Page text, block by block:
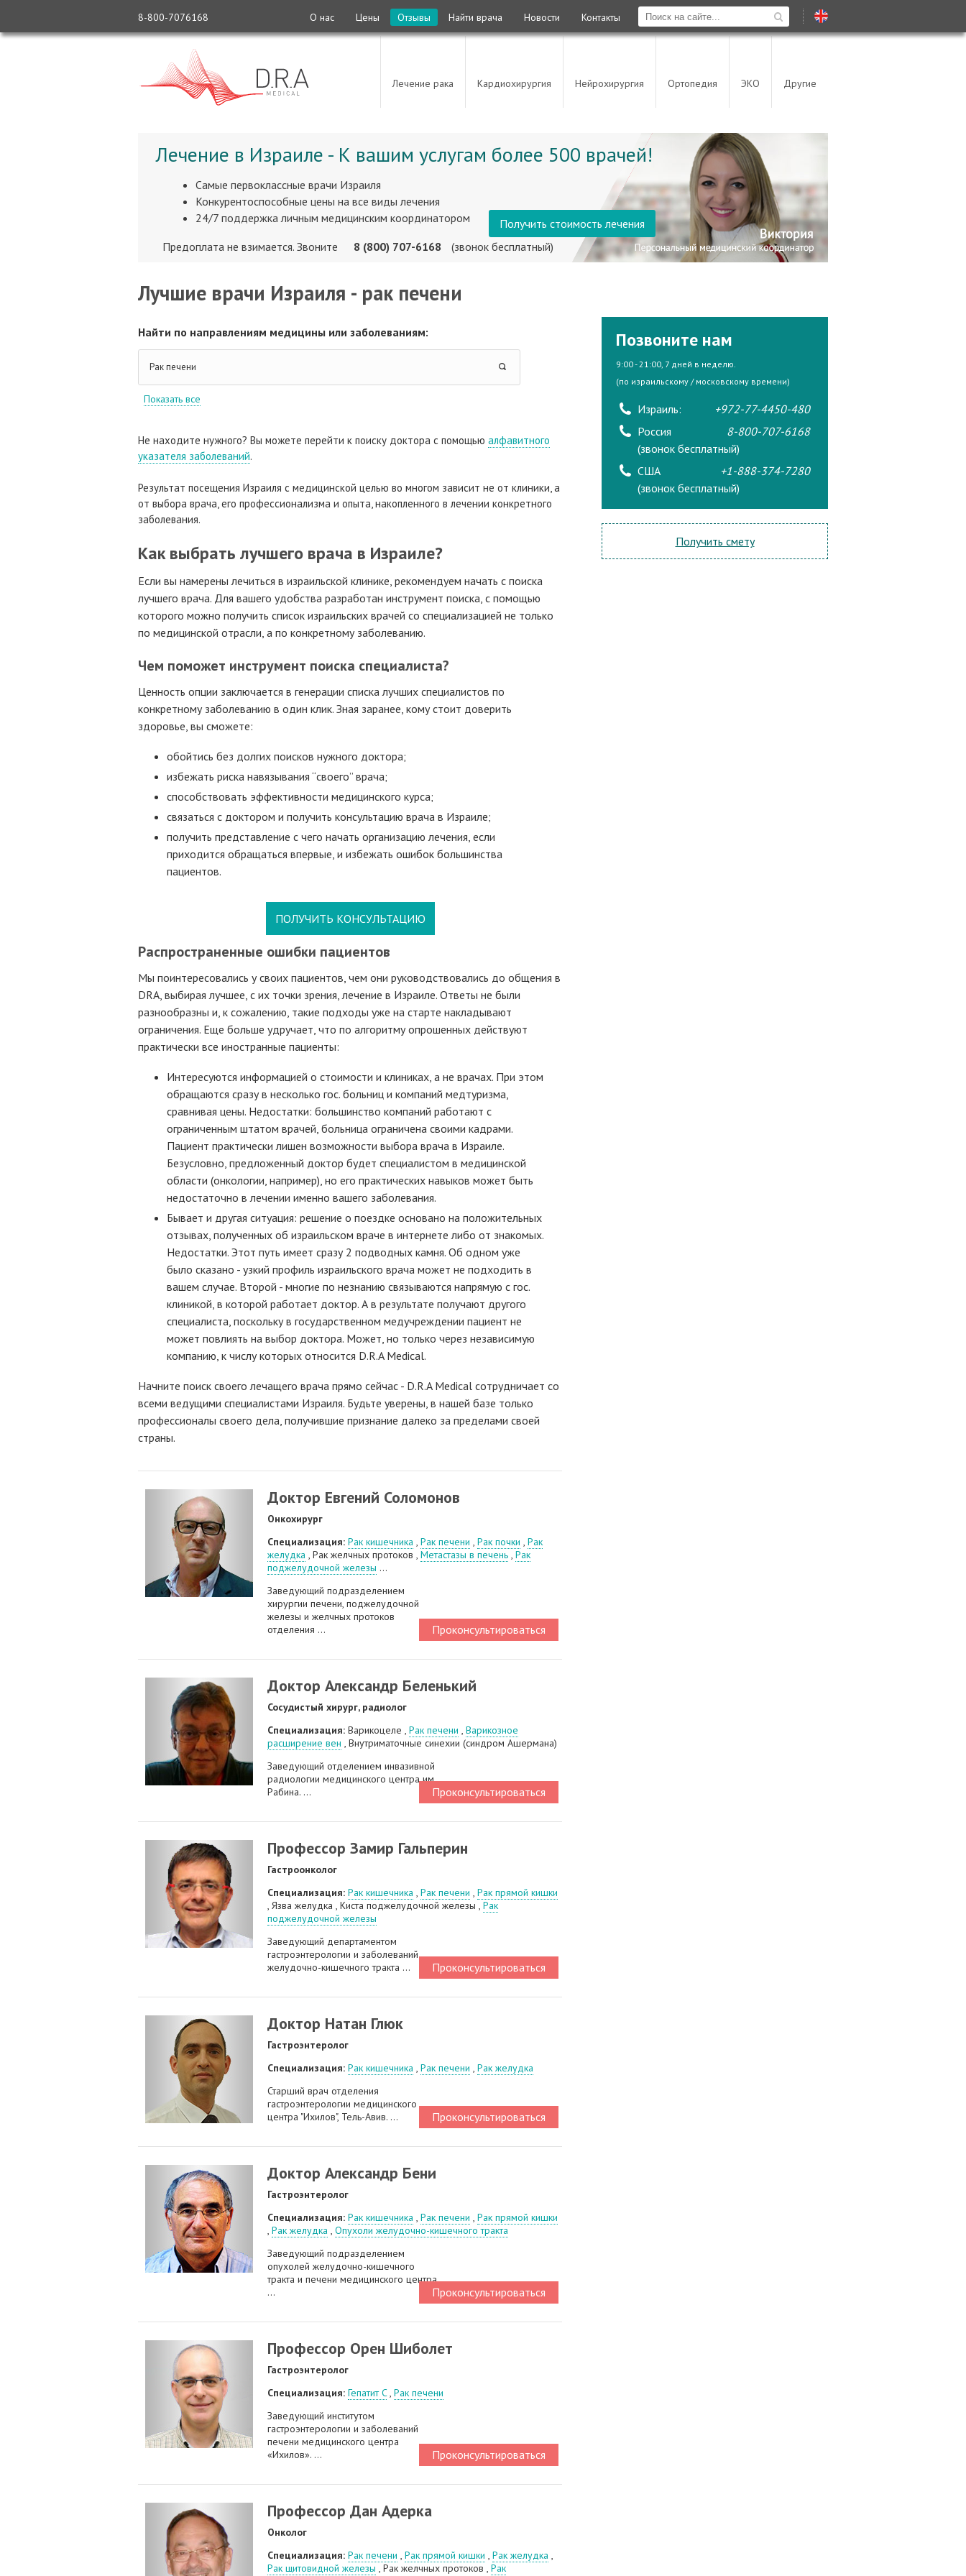
О нас Цены Отзывы Найти врача Новости Контакты
8-800-7076168
Лечение рака Кардиохирургия Нейрохирургия Ортопедия ЭКО Другие
Лечение в Израиле - К вашим услугам более 500 врачей!
Самые первоклассные врачи Израиля
Конкурентоспособные цены на все виды лечения
24/7 поддержка личным медицинским координатором
Предоплата не взимается. Звоните
8 (800) 707-6168 (звонок бесплатный)
Получить стоимость лечения
Позвоните нам
9:00 - 21:00, 7 дней в неделю.
(по израильскому / московскому времени)
Израиль:
+972-77-4450-480
Россия
(звонок бесплатный)
8-800-707-6168
США
(звонок бесплатный)
+1-888-374-7280
Получить смету
Лучшие врачи Израиля - рак печени
Найти по направлениям медицины или заболеваниям:
Рак печени
Показать все
Не находите нужного? Вы можете перейти к поиску доктора с помощью алфавитного
указателя заболеваний.
Результат посещения Израиля с медицинской целью во многом зависит не от клиники, а
от выбора врача, его профессионализма и опыта, накопленного в лечении конкретного
заболевания.
Как выбрать лучшего врача в Израиле?
Если вы намерены лечиться в израильской клинике, рекомендуем начать с поиска
лучшего врача. Для вашего удобства разработан инструмент поиска, с помощью
которого можно получить список израильских врачей со специализацией не только
по медицинской отрасли, а по конкретному заболеванию.
Чем поможет инструмент поиска специалиста?
Ценность опции заключается в генерации списка лучших специалистов по
конкретному заболеванию в один клик. Зная заранее, кому стоит доверить
здоровье, вы сможете:
обойтись без долгих поисков нужного доктора;
избежать риска навязывания “своего” врача;
способствовать эффективности медицинского курса;
связаться с доктором и получить консультацию врача в Израиле;
получить представление с чего начать организацию лечения, если
приходится обращаться впервые, и избежать ошибок большинства
пациентов.
ПОЛУЧИТЬ КОНСУЛЬТАЦИЮ
Распространенные ошибки пациентов
Мы поинтересовались у своих пациентов, чем они руководствовались до общения в
DRA, выбирая лучшее, с их точки зрения, лечение в Израиле. Ответы не были
разнообразны и, к сожалению, такие подходы уже на старте накладывают
ограничения. Еще больше удручает, что по алгоритму опрошенных действуют
практически все иностранные пациенты:
Интересуются информацией о стоимости и клиниках, а не врачах. При этом
обращаются сразу в несколько гос. больниц и компаний медтуризма,
сравнивая цены. Недостатки: большинство компаний работают с
ограниченным штатом врачей, больница ограничена своими кадрами.
Пациент практически лишен возможности выбора врача в Израиле.
Безусловно, предложенный доктор будет специалистом в медицинской
области (онкологии, например), но его практических навыков может быть
недостаточно в лечении именно вашего заболевания.
Бывает и другая ситуация: решение о поездке основано на положительных
отзывах, полученных об израильском враче в интернете либо от знакомых.
Недостатки. Этот путь имеет сразу 2 подводных камня. Об одном уже
было сказано - узкий профиль израильского врача может не подходить в
вашем случае. Второй - многие по незнанию связываются напрямую с гос.
клиникой, в которой работает доктор. А в результате получают другого
специалиста, поскольку в государственном медучреждении пациент не
может повлиять на выбор доктора. Может, но только через независимую
компанию, к числу которых относится D.R.A Medical.
Начните поиск своего лечащего врача прямо сейчас - D.R.A Medical сотрудничает со
всеми ведущими специалистами Израиля. Будьте уверены, в нашей базе только
профессионалы своего дела, получившие признание далеко за пределами своей
страны.
Доктор Евгений Соломонов
Онкохирург
Специализация: Рак кишечника , Рак печени , Рак почки , Рак
желудка , Рак желчных протоков , Метастазы в печень , Рак
поджелудочной железы ...
Заведующий подразделением
хирургии печени, поджелудочной
железы и желчных протоков
отделения ...
Проконсультироваться
Доктор Александр Беленький
Сосудистый хирург, радиолог
Специализация: Варикоцеле , Рак печени , Варикозное
расширение вен , Внутриматочные синехии (синдром Ашермана)
Заведующий отделением инвазивной
радиологии медицинского центра им.
Рабина. ...
Проконсультироваться
Профессор Замир Гальперин
Гастроонколог
Специализация: Рак кишечника , Рак печени , Рак прямой кишки
, Язва желудка , Киста поджелудочной железы , Рак
поджелудочной железы
Заведующий департаментом
гастроэнтерологии и заболеваний
желудочно-кишечного тракта ...
Проконсультироваться
Доктор Натан Глюк
Гастроэнтеролог
Специализация: Рак кишечника , Рак печени , Рак желудка
Старший врач отделения
гастроэнтерологии медицинского
центра "Ихилов", Тель-Авив. ...
Проконсультироваться
Доктор Александр Бени
Гастроэнтеролог
Специализация: Рак кишечника , Рак печени , Рак прямой кишки
, Рак желудка , Опухоли желудочно-кишечного тракта
Заведующий подразделением
опухолей желудочно-кишечного
тракта и печени медицинского центра
...
Проконсультироваться
Профессор Орен Шиболет
Гастроэнтеролог
Специализация: Гепатит C, Рак печени
Заведующий институтом
гастроэнтерологии и заболеваний
печени медицинского центра
«Ихилов». ...
Проконсультироваться
Профессор Дан Адерка
Онколог
Специализация: Рак печени , Рак прямой кишки , Рак желудка ,
Рак щитовидной железы , Рак желчных протоков , Рак